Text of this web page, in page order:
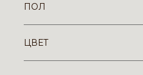
ПОЛ
ЦВЕТ